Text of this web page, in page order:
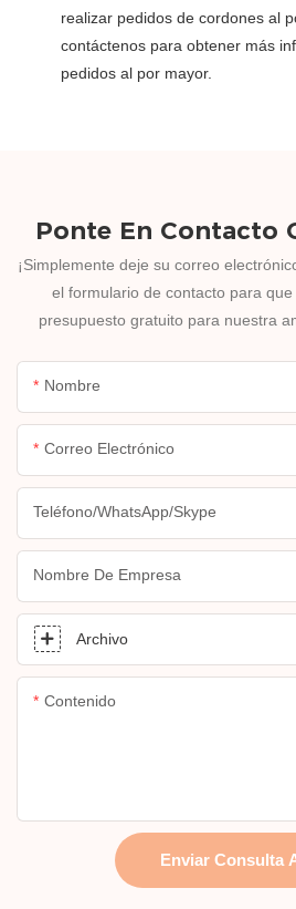
realizar pedidos de cordones al
contáctenos para obtener más
pedidos al por mayor.
Ponte En Contacto
¡Simplemente deje su correo
el formulario de contacto para
presupuesto gratuito para nuestra
Nombre
Correo Electrónico
Teléfono/WhatsApp/Skype
Nombre De Empresa
Archivo
Contenido
Enviar Consulta